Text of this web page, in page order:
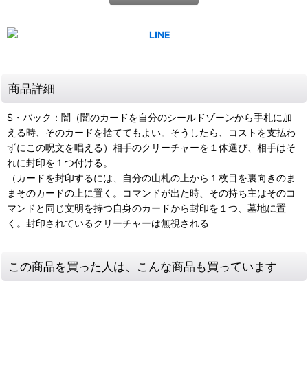
商品詳細
S・バック：闇（闇のカードを自分のシールドゾーンから手札に加
える時、そのカードを捨ててもよい。そうしたら、コストを支払わ
ずにこの呪文を唱える）相手のクリーチャーを１体選び、相手はそ
れに封印を１つ付ける。
（カードを封印するには、自分の山札の上から１枚目を裏向きのま
まそのカードの上に置く。コマンドが出た時、その持ち主はそのコ
マンドと同じ文明を持つ自身のカードから封印を１つ、墓地に置
く。封印されているクリーチャーは無視される
この商品を買った人は、こんな商品も買っています